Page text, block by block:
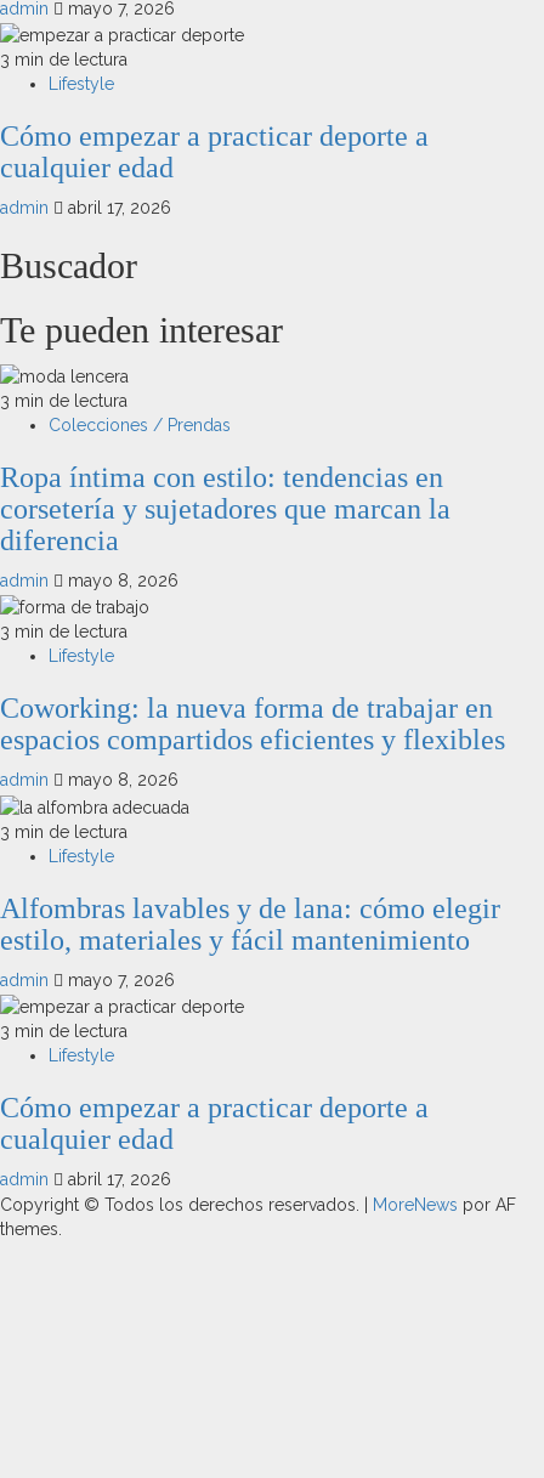
admin mayo 7, 2026
3 min de lectura
Lifestyle
Cómo empezar a practicar deporte a
cualquier edad
admin abril 17, 2026
Buscador
Te pueden interesar
3 min de lectura
Colecciones / Prendas
Ropa íntima con estilo: tendencias en
corsetería y sujetadores que marcan la
diferencia
admin mayo 8, 2026
3 min de lectura
Lifestyle
Coworking: la nueva forma de trabajar en
espacios compartidos eficientes y flexibles
admin mayo 8, 2026
3 min de lectura
Lifestyle
Alfombras lavables y de lana: cómo elegir
estilo, materiales y fácil mantenimiento
admin mayo 7, 2026
3 min de lectura
Lifestyle
Cómo empezar a practicar deporte a
cualquier edad
admin
abril 17, 2026
Copyright © Todos los derechos reservados.
MoreNews por AF
themes.